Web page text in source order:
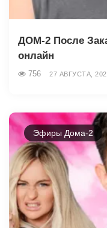
ДОМ-2 После
онлайн
756 27 АВГУСТА,
Эфиры Дома-2